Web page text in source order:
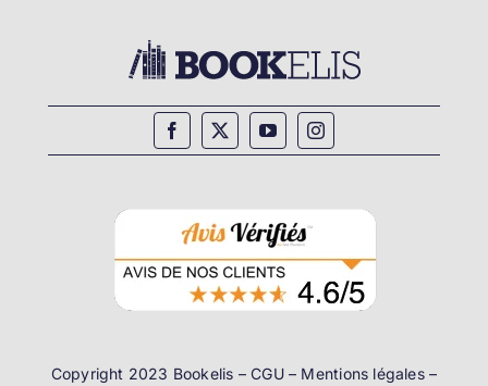
Copyright 2023 Bookelis –CGU– Mentions légales–